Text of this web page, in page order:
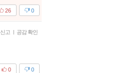
0
26
신고 | 공감 확인
0
0